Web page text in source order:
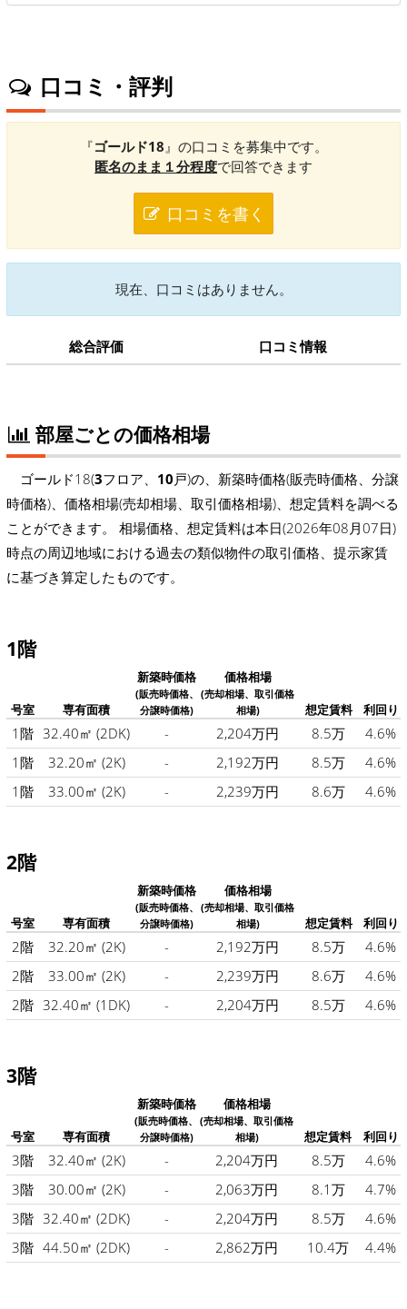
口コミ・評判
『ゴールド18 』の口コミを募集中です。
匿名のまま１分程度で回答できます
口コミを書く
現在、口コミはありません。
総合評価 口コミ情報
部屋ごとの価格相場
ゴールド18(3フロア、 10戸)の、新築時価格(販売時価格、分譲
時価格)、価格相場(売却相場、取引価格相場)、想定賃料を調べる
ことができます。 相場価格、想定賃料は本日(2026年08月07日)
時点の周辺地域における過去の類似物件の取引価格、提示家賃
に基づき算定したものです。
1階
号室 専有面積
新築時価格
(販売時価格、
分譲時価格)
価格相場
(売却相場、取引価格
相場)
想定賃料 利回り
1階 32.40㎡ (2DK) - 2,204万円 8.5万
4.6%
1階
32.20㎡ (2K) - 2,192万円 8.5万
4.6%
1階
33.00㎡ (2K) - 2,239万円 8.6万 4.6%
2階
号室 専有面積
新築時価格
(販売時価格、
分譲時価格)
価格相場
(売却相場、取引価格
相場)
想定賃料 利回り
2階 32.20㎡ (2K) - 2,192万円 8.5万
4.6%
2階
33.00㎡ (2K) - 2,239万円 8.6万
4.6%
2階 32.40㎡ (1DK) - 2,204万円 8.5万 4.6%
3階
号室 専有面積
新築時価格
(販売時価格、
分譲時価格)
価格相場
(売却相場、取引価格
相場)
想定賃料 利回り
3階 32.40㎡ (2K) - 2,204万円 8.5万
4.6%
3階
30.00㎡ (2K) - 2,063万円 8.1万
4.7%
3階 32.40㎡ (2DK) - 2,204万円 8.5万
4.6%
3階 44.50㎡ (2DK) - 2,862万円 10.4万 4.4%